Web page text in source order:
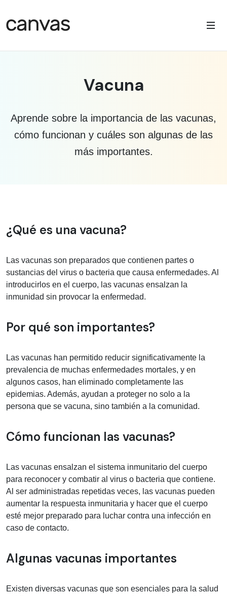
Vacuna
Aprende sobre la importancia de las vacunas,
cómo funcionan y cuáles son algunas de las
más importantes.
Información médica sobre vacuna
¿Qué es una vacuna?
Las vacunas son preparados que contienen partes o
sustancias del virus o bacteria que causa enfermedades. Al
introducirlos en el cuerpo, las vacunas ensalzan la
inmunidad sin provocar la enfermedad.
Por qué son importantes?
Las vacunas han permitido reducir significativamente la
prevalencia de muchas enfermedades mortales, y en
algunos casos, han eliminado completamente las
epidemias. Además, ayudan a proteger no solo a la
persona que se vacuna, sino también a la comunidad.
Cómo funcionan las vacunas?
Las vacunas ensalzan el sistema inmunitario del cuerpo
para reconocer y combatir al virus o bacteria que contiene.
Al ser administradas repetidas veces, las vacunas pueden
aumentar la respuesta inmunitaria y hacer que el cuerpo
esté mejor preparado para luchar contra una infección en
caso de contacto.
Algunas vacunas importantes
Existen diversas vacunas que son esenciales para la salud